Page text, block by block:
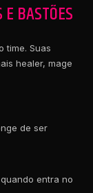
BASTÕES
time. Suas
healer, mage
de ser
entra no